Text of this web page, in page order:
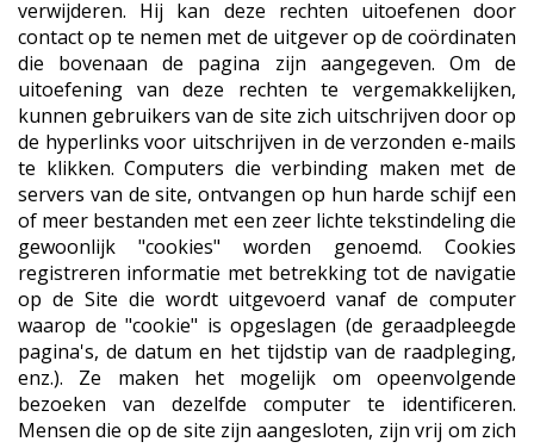
verwijderen. Hij kan deze rechten uitoefenen door
contact op te nemen met de uitgever op de coördinaten
die bovenaan de pagina zijn aangegeven. Om de
uitoefening van deze rechten te vergemakkelijken,
kunnen gebruikers van de site zich uitschrijven door op
de hyperlinks voor uitschrijven in de verzonden e-mails
te klikken. Computers die verbinding maken met de
servers van de site, ontvangen op hun harde schijf een
of meer bestanden met een zeer lichte tekstindeling die
gewoonlijk "cookies" worden genoemd. Cookies
registreren informatie met betrekking tot de navigatie
op de Site die wordt uitgevoerd vanaf de computer
waarop de "cookie" is opgeslagen (de geraadpleegde
pagina's, de datum en het tijdstip van de raadpleging,
enz.). Ze maken het mogelijk om opeenvolgende
bezoeken van dezelfde computer te identificeren.
Mensen die op de site zijn aangesloten, zijn vrij om zich